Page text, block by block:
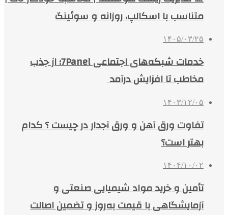
متناسب با اسکالپ، روزانه و سوئینگ
۱۴۰۵/۰۳/۲۵
خدمات شبکه‌های اجتماعی 7Panel؛ از جذب
مخاطب تا افزایش درآمد
۱۴۰۳/۱۲/۰۵
تفاوت ورق آهن و ورق آجدار در چیست ؟ کدام
بهتر است؟
۱۴۰۴/۱۰/۰۲
تأمین و خرید مواد شیمیایی صنعتی و
آزمایشگاهی با قیمت به‌روز و تضمین اصالت